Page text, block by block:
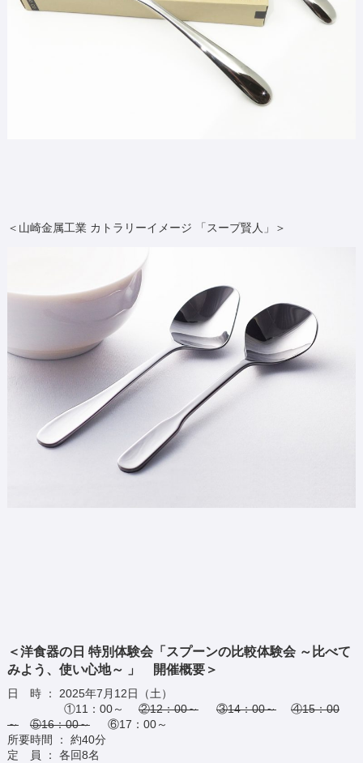
＜山崎金属工業 カトラリーイメージ 「スープ賢人」＞
＜洋食器の日 特別体験会「スプーンの比較体験会 ～比べて
みよう、使い心地～ 」 開催概要＞
日 時 ： 2025年7月12日（土）
①11：00～ ②12：00～ ③14：00～
④15：00
～
⑤16：00～⑥17：00～
所要時間 ： 約40分
定 員 ： 各回8名